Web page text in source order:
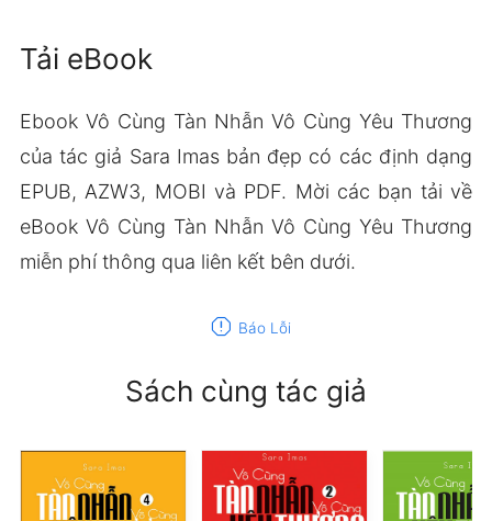
Tải eBook
Ebook Vô Cùng Tàn Nhẫn Vô Cùng Yêu Thương
của tác giả Sara Imas bản đẹp có các định dạng
EPUB, AZW3, MOBI và PDF. Mời các bạn tải về
eBook Vô Cùng Tàn Nhẫn Vô Cùng Yêu Thương
miễn phí thông qua liên kết bên dưới.
report Báo Lỗi
Sách cùng tác giả